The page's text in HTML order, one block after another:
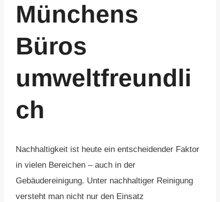
Münchens
Büros
umweltfreundli
ch
Nachhaltigkeit ist heute ein entscheidender Faktor
in vielen Bereichen – auch in der
Gebäudereinigung. Unter nachhaltiger Reinigung
versteht man nicht nur den Einsatz